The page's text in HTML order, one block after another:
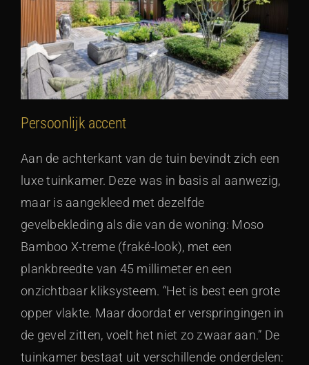
Persoonlijk accent
Aan de achterkant van de tuin bevindt zich een
luxe tuinkamer. Deze was in basis al aanwezig,
maar is aangekleed met dezelfde
gevelbekleding als die van de woning: Moso
Bamboo X-treme (fraké-look), met een
plankbreedte van 45 millimeter en een
onzichtbaar kliksysteem. “Het is best een grote
opper vlakte. Maar doordat er verspringingen in
de gevel zitten, voelt het niet zo zwaar aan.” De
tuinkamer bestaat uit verschillende onderdelen: